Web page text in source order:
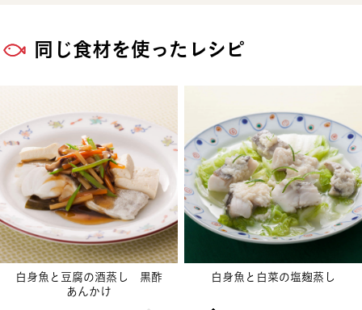
同じ食材を使ったレシピ
白身魚と豆腐の酒蒸し 黒酢
あんかけ
白身魚と白菜の塩麹蒸し